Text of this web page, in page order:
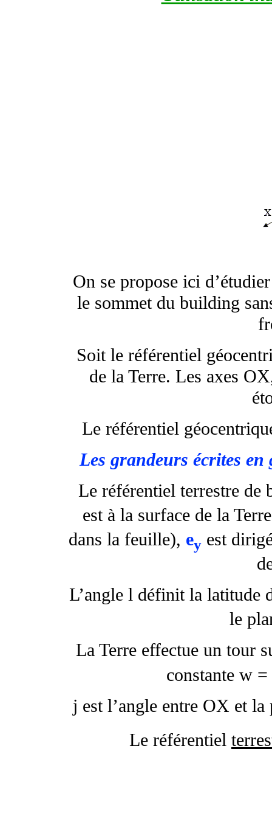
On se propose ici
le sommet du building
Soit le référentiel
de la Terre. Les axes
Le référentiel
Les grandeurs écrites en
Le référentiel terrestre de
est à la surface de la
dans la feuille), eyest
L’angle l définit la latitude
le
La Terre effectue un tour
constante w =
j est l’angle entre OX et
Le référentiel